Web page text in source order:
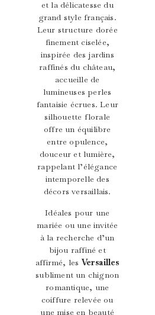
et la délicatesse du
grand style français.
Leur structure dorée
finement ciselée,
inspirée des jardins
raffinés du château,
accueille de
lumineuses perles
fantaisie écrues. Leur
silhouette florale
offre un équilibre
entre opulence,
douceur et lumière,
rappelant l’élégance
intemporelle des
décors versaillais.
Idéales pour une
mariée ou une invitée
à la recherche d’un
bijou raffiné et
affirmé, lesVersailles
subliment un chignon
romantique, une
coiffure relevée ou
une mise en beauté